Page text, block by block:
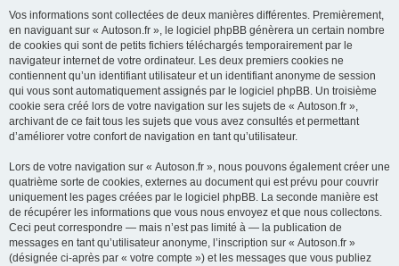
Vos informations sont collectées de deux manières différentes. Premièrement,
en naviguant sur « Autoson.fr », le logiciel phpBB génèrera un certain nombre
de cookies qui sont de petits fichiers téléchargés temporairement par le
navigateur internet de votre ordinateur. Les deux premiers cookies ne
contiennent qu’un identifiant utilisateur et un identifiant anonyme de session
qui vous sont automatiquement assignés par le logiciel phpBB. Un troisième
cookie sera créé lors de votre navigation sur les sujets de « Autoson.fr »,
archivant de ce fait tous les sujets que vous avez consultés et permettant
d’améliorer votre confort de navigation en tant qu’utilisateur.
Lors de votre navigation sur « Autoson.fr », nous pouvons également créer une
quatrième sorte de cookies, externes au document qui est prévu pour couvrir
uniquement les pages créées par le logiciel phpBB. La seconde manière est
de récupérer les informations que vous nous envoyez et que nous collectons.
Ceci peut correspondre — mais n’est pas limité à — la publication de
messages en tant qu’utilisateur anonyme, l’inscription sur « Autoson.fr »
(désignée ci-après par « votre compte ») et les messages que vous publiez